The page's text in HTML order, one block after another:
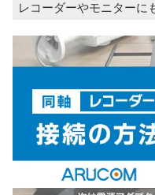
レコーダーやモニターに